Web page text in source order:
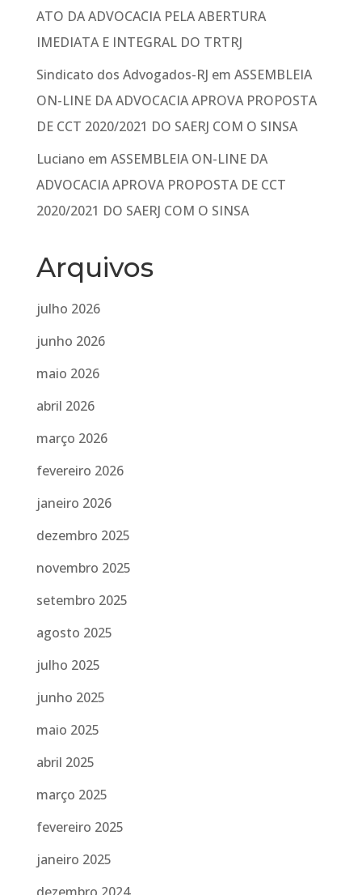
ATO DA ADVOCACIA PELA ABERTURA
IMEDIATA E INTEGRAL DO TRTRJ
Sindicato dos Advogados-RJ em ASSEMBLEIA
ON-LINE DA ADVOCACIA APROVA PROPOSTA
DE CCT 2020/2021 DO SAERJ COM O SINSA
Luciano em ASSEMBLEIA ON-LINE DA
ADVOCACIA APROVA PROPOSTA DE CCT
2020/2021 DO SAERJ COM O SINSA
Arquivos
julho 2026
junho 2026
maio 2026
abril 2026
março 2026
fevereiro 2026
janeiro 2026
dezembro 2025
novembro 2025
setembro 2025
agosto 2025
julho 2025
junho 2025
maio 2025
abril 2025
março 2025
fevereiro 2025
janeiro 2025